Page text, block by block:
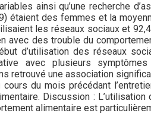
ainsi qu’une recherche
étaient des femmes et la
les réseaux sociaux et
avec des trouble du
d’utilisation des réseaux
avec plusieurs
retrouvé une association
du mois précédant
Discussion :
alimentaire est